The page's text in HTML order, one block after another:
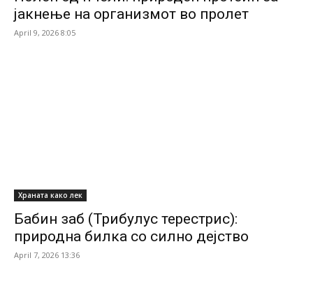
јакнење на организмот во пролет
April 9, 2026 8:05
Храната како лек
Бабин заб (Трибулус терестрис):
природна билка со силно дејство
April 7, 2026 13:36